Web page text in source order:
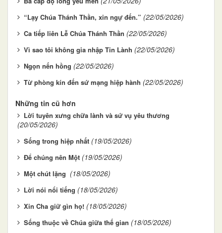
“Lạy Chúa Thánh Thần, xin ngự đến.” (22/05/2026)
Ca tiếp liên Lễ Chúa Thánh Thần (22/05/2026)
Vì sao tôi không gia nhập Tin Lành (22/05/2026)
Ngọn nến hồng (22/05/2026)
Từ phòng kín đến sứ mạng hiệp hành (22/05/2026)
Những tin cũ hơn
Lời tuyên xưng chữa lành và sứ vụ yêu thương
(20/05/2026)
Sống trong hiệp nhất (19/05/2026)
Để chúng nên Một (19/05/2026)
Một chút lặng (18/05/2026)
Lời nói nổi tiếng (18/05/2026)
Xin Cha giữ gìn họ! (18/05/2026)
Sống thuộc về Chúa giữa thế gian (18/05/2026)